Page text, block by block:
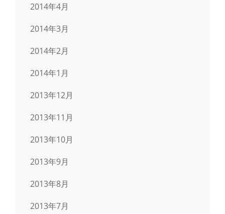
2014年4月
2014年3月
2014年2月
2014年1月
2013年12月
2013年11月
2013年10月
2013年9月
2013年8月
2013年7月